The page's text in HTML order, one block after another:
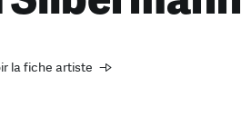
la fiche artiste